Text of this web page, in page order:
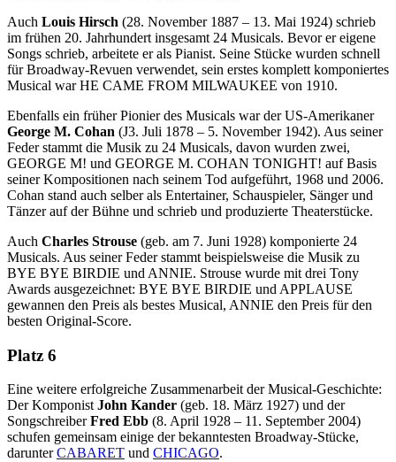
Auch Louis Hirsch (28. November 1887 – 13. Mai 1924) schrieb
im frühen 20. Jahrhundert insgesamt 24 Musicals. Bevor er eigene
Songs schrieb, arbeitete er als Pianist. Seine Stücke wurden schnell
für Broadway-Revuen verwendet, sein erstes komplett komponiertes
Musical war HE CAME FROM MILWAUKEE von 1910.
Ebenfalls ein früher Pionier des Musicals war der US-Amerikaner
George M. Cohan (J3. Juli 1878 – 5. November 1942). Aus seiner
Feder stammt die Musik zu 24 Musicals, davon wurden zwei,
GEORGE M! und GEORGE M. COHAN TONIGHT! auf Basis
seiner Kompositionen nach seinem Tod aufgeführt, 1968 und 2006.
Cohan stand auch selber als Entertainer, Schauspieler, Sänger und
Tänzer auf der Bühne und schrieb und produzierte Theaterstücke.
Auch Charles Strouse (geb. am 7. Juni 1928) komponierte 24
Musicals. Aus seiner Feder stammt beispielsweise die Musik zu
BYE BYE BIRDIE und ANNIE. Strouse wurde mit drei Tony
Awards ausgezeichnet: BYE BYE BIRDIE und APPLAUSE
gewannen den Preis als bestes Musical, ANNIE den Preis für den
besten Original-Score.
Platz 6
Eine weitere erfolgreiche Zusammenarbeit der Musical-Geschichte:
Der KomponistJohn Kander (geb. 18. März 1927) und der
SongschreiberFred Ebb (8. April 1928 – 11. September 2004)
schufen gemeinsam einige der bekanntesten Broadway-Stücke,
darunterCABARET und CHICAGO.